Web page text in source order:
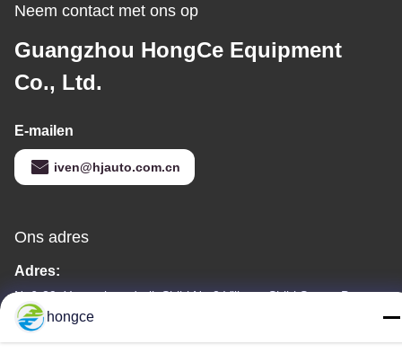
Neem contact met ons op
Guangzhou HongCe Equipment
Co., Ltd.
E-mailen
iven@hjauto.com.cn
Ons adres
Adres:
Nr.6-39, Yaogu-boerderij, Shibi No.3 Village, Shibi Street, Panyu
District, Guangzhou
hongce